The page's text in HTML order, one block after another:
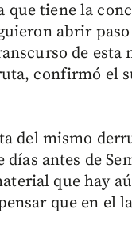
que tiene la
abrir
de esta
confirmó el
del mismo
antes de
que hay
que en el